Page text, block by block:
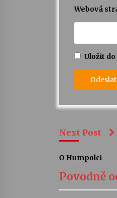
Webová
Uložit
Next Post
O Humpolci
Povodně